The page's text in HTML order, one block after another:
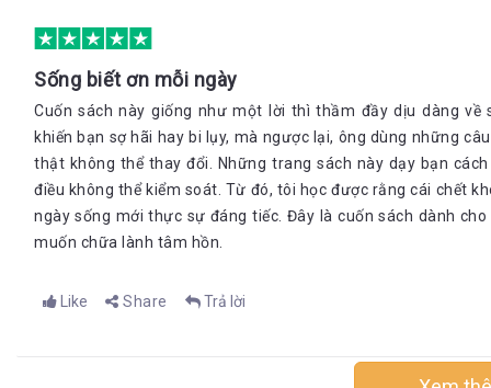
Sống biết ơn mỗi ngày
Cuốn sách này giống như một lời thì thầm đầy dịu dàng về
khiến bạn sợ hãi hay bi lụy, mà ngược lại, ông dùng những
thật không thể thay đổi. Những trang sách này dạy bạn
điều không thể kiểm soát. Từ đó, tôi học được rằng cái chết
ngày sống mới thực sự đáng tiếc. Đây là cuốn sách dành
muốn chữa lành tâm hồn.
Like Share Trả lời